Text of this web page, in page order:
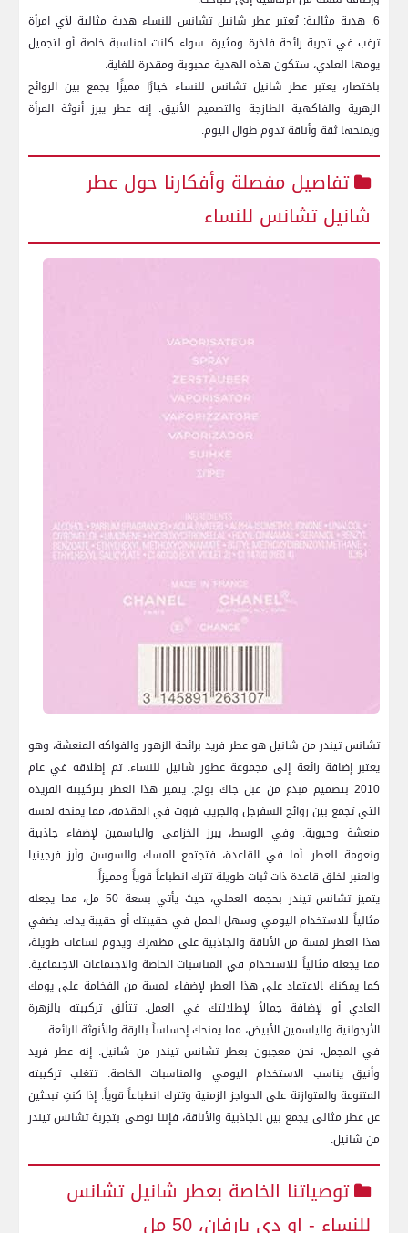
6. هدية مثالية: يُعتبر عطر شانيل تشانس للنساء هدية مثالية لأي امرأة
ترغب في​ تجربة رائحة فاخرة ومثيرة. ​سواء كانت لمناسبة خاصة‌ أو لتجميل
يومها العادي، ستكون هذه الهدية محبوبة ومقدرة للغاية.
باختصار، يعتبر عطر شانيل تشانس للنساء‌ خيارًا مميزًا يجمع بين الروائح
الزهرية والفاكهية الطازجة والتصميم⁢ الأنيق. إنه عطر يبرز أنوثة المرأة
ويمنحها ثقة وأناقة تدوم طوال اليوم.
تفاصيل مفصلة وأفكارنا ⁣حول عطر
شانيل ⁢تشانس للنساء
تشانس تيندر ⁢من شانيل هو عطر⁤ فريد برائحة الزهور والفواكه⁤ المنعشة، ⁣وهو
يعتبر إضافة رائعة إلى ⁢مجموعة عطور شانيل للنساء.‌ تم إطلاقه في عام
2010 بتصميم مبدع من قبل جاك ⁢بولج.​ يتميز هذا العطر بتركيبته الفريدة
التي تجمع بين روائح السفرجل والجريب فروت في المقدمة، مما يمنحه لمسة
منعشة وحيوية. وفي الوسط، يبرز الخزامى والياسمين لإضفاء جاذبية
ونعومة للعطر. أما في القاعدة، فتجتمع المسك والسوسن وأرز فرجينيا
والعنبر لخلق قاعدة ذات ثبات طويلة تترك انطباعاً قوياً ومميزاً.
يتميز تشانس تيندر بحجمه العملي، حيث يأتي بسعة 50 ⁤مل، مما يجعله
مثالياً للاستخدام اليومي وسهل الحمل في حقيبتك أو حقيبة يدك. يضفي
هذا العطر لمسة من الأناقة والجاذبية على مظهرك ويدوم​ لساعات طويلة،
⁤مما يجعله مثالياً للاستخدام في المناسبات الخاصة والاجتماعات ⁤الاجتماعية.
كما يمكنك ‍الاعتماد​ على هذا⁢ العطر لإضفاء لمسة ⁣من الفخامة على يومك⁣
العادي‌ أو لإضافة جمالاً لإطلالتك في العمل. تتألق تركيبته بالزهرة
الأرجوانية والياسمين الأبيض، مما‌ يمنحك إحساساً بالرقة والأنوثة الرائعة.
في المجمل، نحن معجبون بعطر تشانس تيندر من شانيل. إنه عطر فريد
وأنيق يناسب الاستخدام اليومي والمناسبات الخاصة. تتغلب تركيبته
المتنوعة⁤ والمتوازنة على الحواجز الزمنية وتترك⁢ انطباعاً قوياً. إذا ⁢كنتِ تبحثين‌
عن عطر مثالي يجمع بين ‍الجاذبية ​والأناقة، فإننا نوصي بتجربة تشانس تيندر
من شانيل.
توصياتنا الخاصة بعطر شانيل تشانس
للنساء -⁣ او دي بارفان، 50 مل